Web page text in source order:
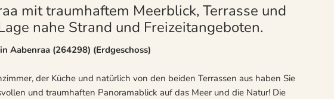
mit traumhaftem Meerblick, Terrasse und
nahe Strand und Freizeitangeboten.
Aabenraa (264298) (Erdgeschoss)
der Küche und natürlich von den beiden Terrassen aus haben Sie
und traumhaften Panoramablick auf das Meer und die Natur! Die